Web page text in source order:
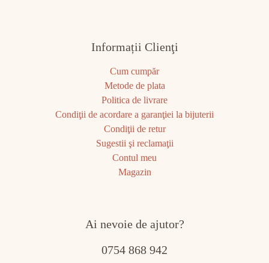
Informații Clienţi
Cum cumpăr
Metode de plata
Politica de livrare
Condiţii de acordare a garanţiei la bijuterii
Condiţii de retur
Sugestii şi reclamaţii
Contul meu
Magazin
Ai nevoie de ajutor?
0754 868 942